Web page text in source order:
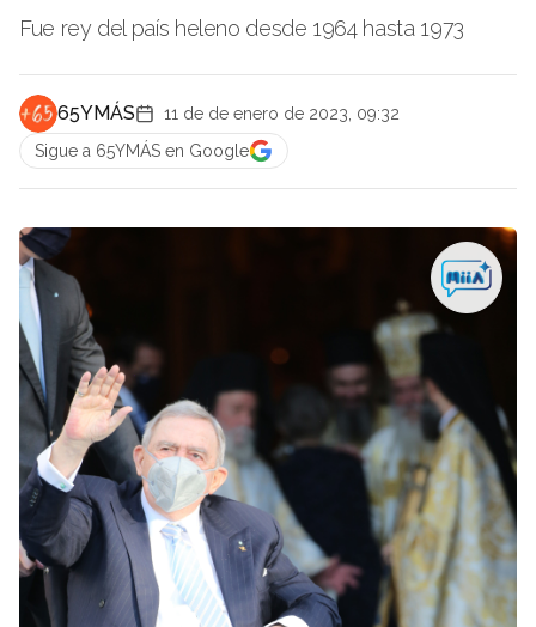
Fue rey del país heleno desde 1964 hasta 1973
65YMÁS
11 de de enero de 2023, 09:32
Sigue a 65YMÁS en Google